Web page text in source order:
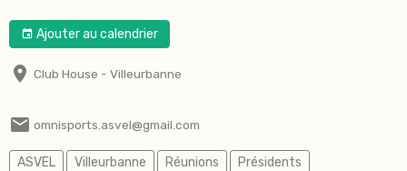
Ajouter au calendrier
Club House - Villeurbanne
omnisports.asvel@gmail.com
ASVEL Villeurbanne Réunions Présidents